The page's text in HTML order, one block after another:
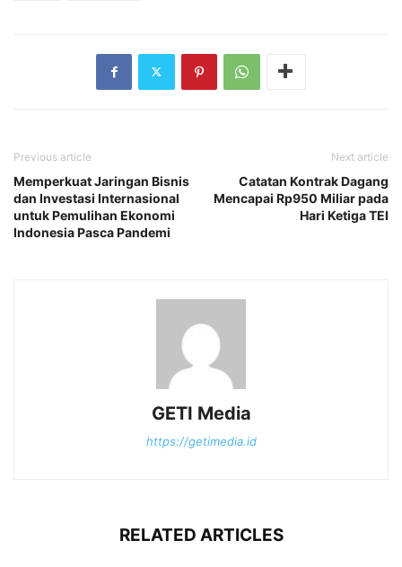
Previous article
Memperkuat Jaringan Bisnis
dan Investasi Internasional
untuk Pemulihan Ekonomi
Indonesia Pasca Pandemi
Next article
Catatan Kontrak Dagang
Mencapai Rp950 Miliar pada
Hari Ketiga TEI
GETI Media
https://getimedia.id
RELATED ARTICLES